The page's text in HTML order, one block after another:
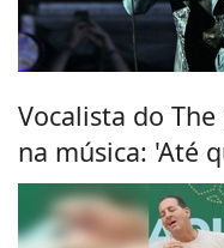
Vocalista do
na música: 'Até